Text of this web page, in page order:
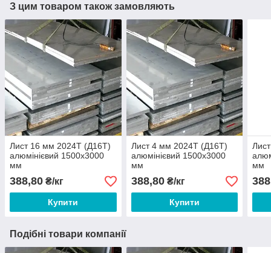
З цим товаром також замовляють
Лист 16 мм 2024Т (Д16Т)
алюмінієвий 1500х3000
мм
388,80 ₴/кг
Купити
Лист 4 мм 2024Т (Д16Т)
алюмінієвий 1500х3000
мм
388,80₴/кг
Купити
мм
Подібні товари компанії